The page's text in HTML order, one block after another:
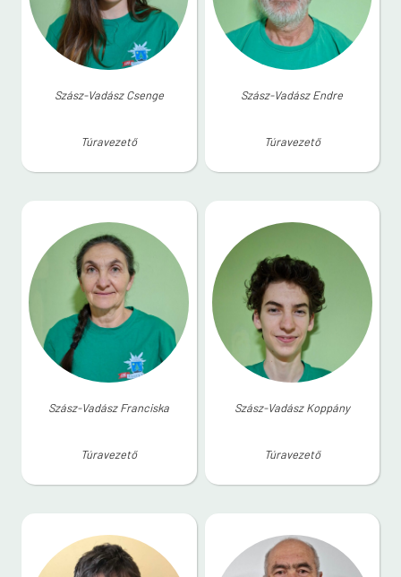
Szász-Vadász Csenge
Túravezető
Szász-Vadász Endre
Túravezető
Szász-Vadász Franciska
Túravezető
Szász-Vadász Koppány
Túravezető